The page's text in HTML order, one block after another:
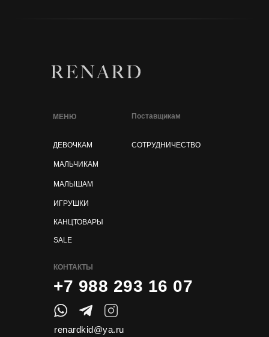
МЕНЮ
ДЕВОЧКАМ
МАЛЬЧИКАМ
МАЛЫШАМ
ИГРУШКИ
КАНЦТОВАРЫ
КОНТАКТЫ
+7 988 293 16 07
Поставщикам
renardkid@ya.ru
СОТРУДНИЧЕСТВО
SALE